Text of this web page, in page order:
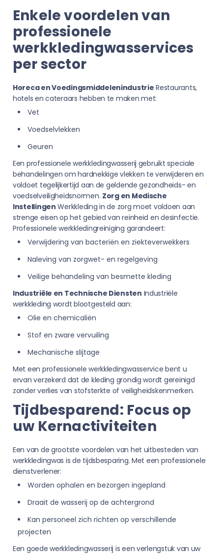
Enkele voordelen van
professionele
werkkledingwasservices
per sector
Horeca en Voedingsmiddelenindustrie Restaurants,
hotels en cateraars hebben te maken met:
Vet
Voedselvlekken
Geuren
Een professionele werkkledingwasserij gebruikt speciale
behandelingen om hardnekkige vlekken te verwijderen en
voldoet tegelijkertijd aan de geldende gezondheids- en
voedselveiligheidsnormen. Zorg en Medische
Instellingen Werkkleding in de zorg moet voldoen aan
strenge eisen op het gebied van reinheid en desinfectie.
Professionele werkkledingreiniging garandeert:
Verwijdering van bacteriën en ziekteverwekkers
Naleving van zorgwet- en regelgeving
Veilige behandeling van besmette kleding
Industriële en Technische Diensten Industriële
werkkleding wordt blootgesteld aan:
Olie en chemicaliën
Stof en zware vervuiling
Mechanische slijtage
Met een professionele werkkledingwasservice bent u
ervan verzekerd dat de kleding grondig wordt gereinigd
zonder verlies van stofsterkte of veiligheidskenmerken.
Tijdbesparend: Focus op
uw Kernactiviteiten
Een van de grootste voordelen van het uitbesteden van
werkkledingwas is de tijdsbesparing. Met een professionele
dienstverlener:
Worden ophalen en bezorgen ingepland
Draait de wasserij op de achtergrond
Kan personeel zich richten op verschillende
projecten
Een goede werkkledingwasserij is een verlengstuk van uw